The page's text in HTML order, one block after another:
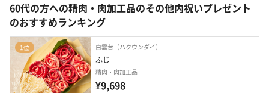
60代の方への精肉・肉加工品のその他内祝いプレゼント
のおすすめランキング
1位 白雲台（ハクウンダイ）
ふじ
精肉・肉加工品
¥9,698